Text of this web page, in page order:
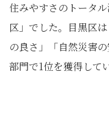
住みやすさのトータ
区」でした。目黒区
の良さ」「自然災害
部門で1位を獲得して